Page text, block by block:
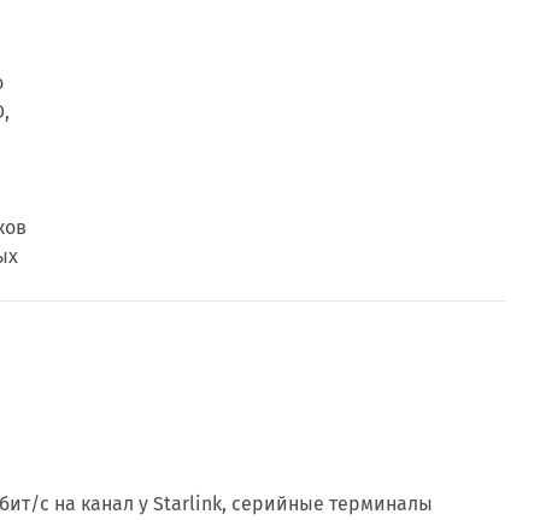
с на канал у Starlink, серийные терминалы